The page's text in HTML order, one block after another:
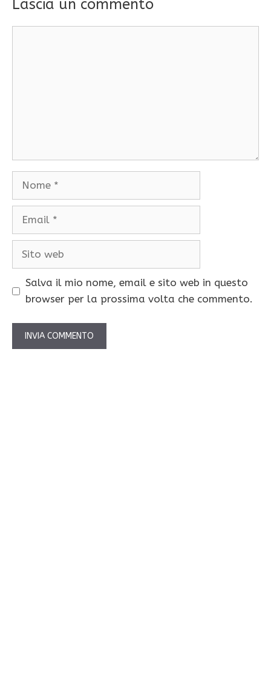
Lascia un commento
Nome
Email
Sito
Salva il mio nome, email e sito web in questo
browser per la prossima volta che commento.